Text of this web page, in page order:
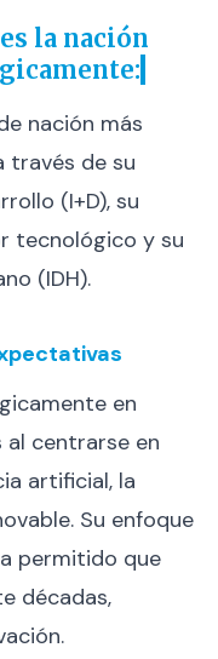
la nación
nación más
través de su
(I+D), su
tecnológico y su
(IDH).
en
centrarse en
artificial, la
Su enfoque
permitido que
décadas,